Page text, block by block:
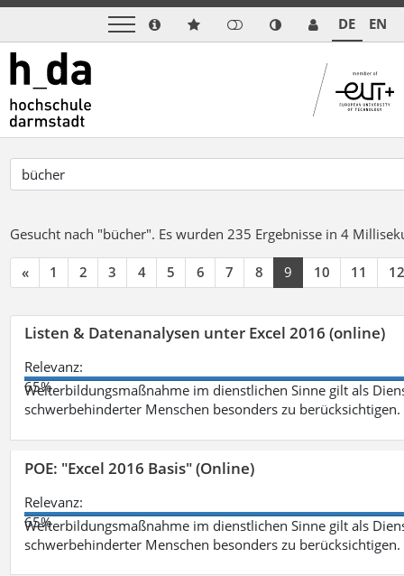
DE EN
Gesucht nach "bücher". Es wurden 235 Ergebnisse in 4
« 1 2 3 4 5 6 7 8 9 10 11 12
Listen & Datenanalysen unter Excel 2016 (online)
Relevanz:
65%
Weiterbildungsmaßnahme im dienstlichen Sinne gilt als
schwerbehinderter Menschen besonders zu berücksichtigen.
POE: "Excel 2016 Basis" (Online)
Relevanz:
65%
Weiterbildungsmaßnahme im dienstlichen Sinne gilt als
schwerbehinderter Menschen besonders zu berücksichtigen.